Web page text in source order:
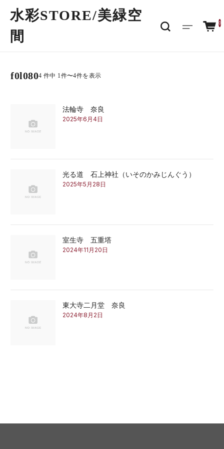
水彩STORE/​美緑空
間
0
f0l0804 件中 1件〜4件を表示
2025年6月4日
法輪寺 奈良
2025年5月28日
光る道 石上神社（いそのかみじんぐう）
2024年11月20日
室生寺 五重塔
2024年8月2日
東大寺二月堂 奈良